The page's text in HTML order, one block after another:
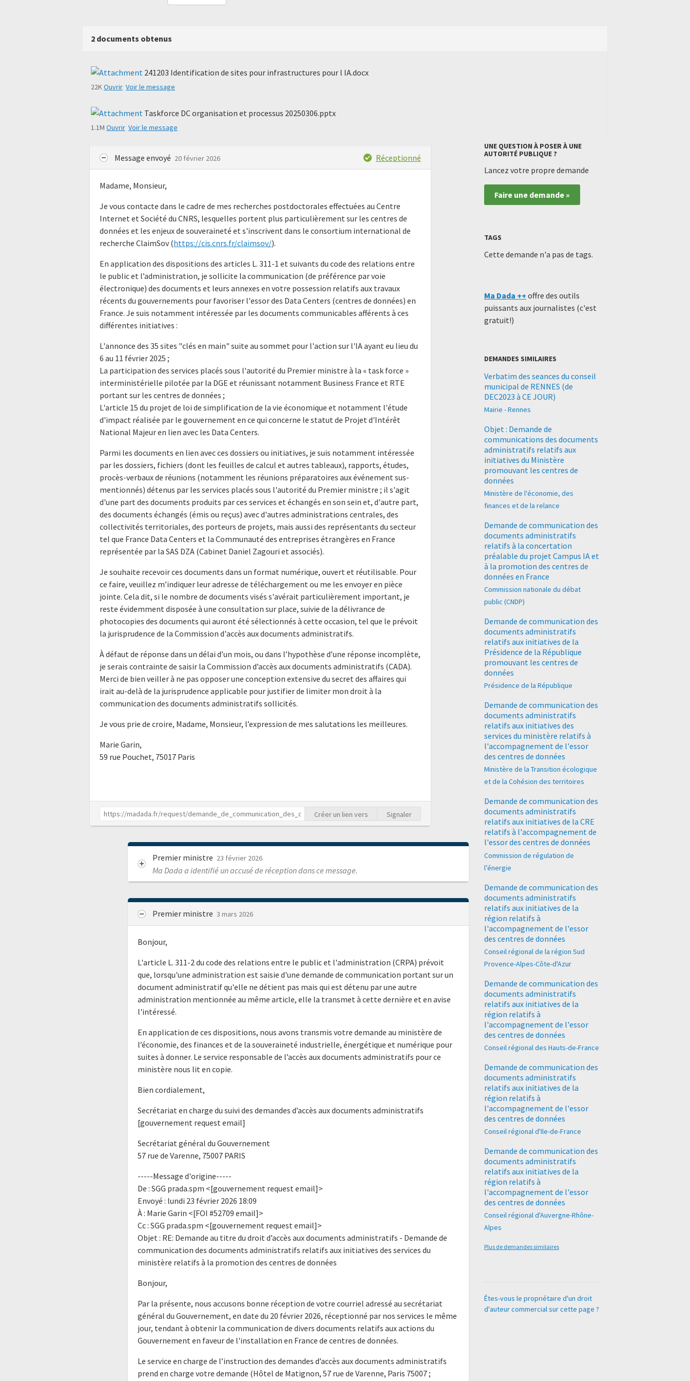
2 documents obtenus
241203 Identification de sites pour infrastructures pour l IA.docx
22KOuvrir Voir le message
Taskforce DC organisation et processus 20250306.pptx
1.1M Ouvrir Voir le message
Message envoyé 20 février 2026 Réceptionné
Madame, Monsieur,
Je vous contacte dans le cadre de mes recherches postdoctorales effectuées au Centre
Internet et Société du CNRS, lesquelles portent plus particulièrement sur les centres de
données et les enjeux de souveraineté et s'inscrivent dans le consortium international de
recherche ClaimSov (https://cis.cnrs.fr/claimsov/).
En application des dispositions des articles L. 311-1 et suivants du code des relations entre
le public et l’administration, je sollicite la communication (de préférence par voie
électronique) des documents et leurs annexes en votre possession relatifs aux travaux
récents du gouvernements pour favoriser l'essor des Data Centers (centres de données) en
France. Je suis notamment intéressée par les documents communicables afférents à ces
différentes initiatives :
L'annonce des 35 sites "clés en main" suite au sommet pour l'action sur l'IA ayant eu lieu du
6 au 11 février 2025 ;
La participation des services placés sous l'autorité du Premier ministre à la « task force »
interministérielle pilotée par la DGE et réunissant notamment Business France et RTE
portant sur les centres de données ;
L'article 15 du projet de loi de simplification de la vie économique et notamment l'étude
d'impact réalisée par le gouvernement en ce qui concerne le statut de Projet d'Intérêt
National Majeur en lien avec les Data Centers.
Parmi les documents en lien avec ces dossiers ou initiatives, je suis notamment intéressée
par les dossiers, fichiers (dont les feuilles de calcul et autres tableaux), rapports, études,
procès-verbaux de réunions (notamment les réunions préparatoires aux événement sus-
mentionnés) détenus par les services placés sous l'autorité du Premier ministre ; il s'agit
d'une part des documents produits par ces services et échangés en son sein et, d'autre part,
des documents échangés (émis ou reçus) avec d'autres administrations centrales, des
collectivités territoriales, des porteurs de projets, mais aussi des représentants du secteur
tel que France Data Centers et la Communauté des entreprises étrangères en France
représentée par la SAS DZA (Cabinet Daniel Zagouri et associés).
Je souhaite recevoir ces documents dans un format numérique, ouvert et réutilisable. Pour
ce faire, veuillez m’indiquer leur adresse de téléchargement ou me les envoyer en pièce
jointe. Cela dit, si le nombre de documents visés s'avérait particulièrement important, je
reste évidemment disposée à une consultation sur place, suivie de la délivrance de
photocopies des documents qui auront été sélectionnés à cette occasion, tel que le prévoit
la jurisprudence de la Commission d'accès aux documents administratifs.
À défaut de réponse dans un délai d’un mois, ou dans l’hypothèse d’une réponse incomplète,
je serais contrainte de saisir la Commission d’accès aux documents administratifs (CADA).
Merci de bien veiller à ne pas opposer une conception extensive du secret des affaires qui
irait au-delà de la jurisprudence applicable pour justifier de limiter mon droit à la
communication des documents administratifs sollicités.
Je vous prie de croire, Madame, Monsieur, l’expression de mes salutations les meilleures.
Marie Garin,
59 rue Pouchet, 75017 Paris
Créer un lien vers Signaler
Premier ministre 23 février 2026
Ma Dada a identifié un accusé de réception dans ce message.
Premier ministre 3 mars 2026
Bonjour,
L'article L. 311-2 du code des relations entre le public et l'administration (CRPA) prévoit
que, lorsqu'une administration est saisie d'une demande de communication portant sur un
document administratif qu'elle ne détient pas mais qui est détenu par une autre
administration mentionnée au même article, elle la transmet à cette dernière et en avise
l'intéressé.
En application de ces dispositions, nous avons transmis votre demande au ministère de
l’économie, des finances et de la souveraineté industrielle, énergétique et numérique pour
suites à donner. Le service responsable de l’accès aux documents administratifs pour ce
ministère nous lit en copie.
Bien cordialement,
Secrétariat en charge du suivi des demandes d’accès aux documents administratifs
[gouvernement request email]
Secrétariat général du Gouvernement
57 rue de Varenne, 75007 PARIS
-----Message d'origine-----
De : SGG prada.spm <[gouvernement request email]>
Envoyé : lundi 23 février 2026 18:09
À : Marie Garin <[FOI #52709 email]>
Cc : SGG prada.spm <[gouvernement request email]>
Objet : RE: Demande au titre du droit d’accès aux documents administratifs - Demande de
communication des documents administratifs relatifs aux initiatives des services du
ministère relatifs à la promotion des centres de données
Bonjour,
Par la présente, nous accusons bonne réception de votre courriel adressé au secrétariat
général du Gouvernement, en date du 20 février 2026, réceptionné par nos services le même
jour, tendant à obtenir la communication de divers documents relatifs aux actions du
Gouvernement en faveur de l'installation en France de centres de données.
Le service en charge de l’instruction des demandes d’accès aux documents administratifs
prend en charge votre demande (Hôtel de Matignon, 57 rue de Varenne, Paris 75007 ;
UNE QUESTION À POSER À UNE
AUTORITÉ PUBLIQUE ?
Lancez votre propre demande
Faire une demande »
TAGS
Cette demande n'a pas de tags.
Ma Dada ++ offre des outils
puissants aux journalistes (c'est
gratuit!)
DEMANDES SIMILAIRES
Verbatim des seances du conseil
municipal de RENNES (de
DEC2023 à CE JOUR)
Mairie - Rennes
Objet : Demande de
communications des documents
administratifs relatifs aux
initiatives du Ministère
promouvant les centres de
données
Ministère de l'économie, des
finances et de la relance
Demande de communication des
documents administratifs
relatifs à la concertation
préalable du projet Campus IA et
à la promotion des centres de
données en France
Commission nationale du débat
public (CNDP)
Demande de communication des
documents administratifs
relatifs aux initiatives de la
Présidence de la République
promouvant les centres de
données
Présidence de la République
Demande de communication des
documents administratifs
relatifs aux initiatives des
services du ministère relatifs à
l'accompagnement de l'essor
des centres de données
Ministère de la Transition écologique
et de la Cohésion des territoires
Demande de communication des
documents administratifs
relatifs aux initiatives de la CRE
relatifs à l'accompagnement de
l'essor des centres de données
Commission de régulation de
l’énergie
Demande de communication des
documents administratifs
relatifs aux initiatives de la
région relatifs à
l'accompagnement de l'essor
des centres de données
Conseil régional de la région Sud
Provence-Alpes-Côte-d'Azur
Demande de communication des
documents administratifs
relatifs aux initiatives de la
région relatifs à
l'accompagnement de l'essor
des centres de données
Conseil régional des Hauts-de-France
Demande de communication des
documents administratifs
relatifs aux initiatives de la
région relatifs à
l'accompagnement de l'essor
des centres de données
Conseil régional d'Ile-de-France
Demande de communication des
documents administratifs
relatifs aux initiatives de la
région relatifs à
l'accompagnement de l'essor
des centres de données
Conseil régional d'Auvergne-Rhône-
Alpes
Plus de demandes similaires
Êtes-vous le propriétaire d'un droit
d'auteur commercial sur cette page ?